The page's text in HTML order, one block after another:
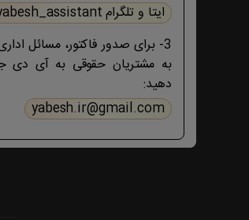
ایتا و تلگرام yabesh_assistant@
3- برای صدور فاکتور، مسائل
به مشتریان حقوقی به آی دی
دهید:
yabesh.ir@gmail.com